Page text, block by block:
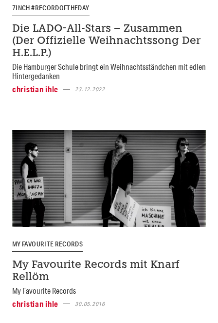
7INCH #RECORDOFTHEDAY
Die LADO-All-Stars – Zusammen
(Der Offizielle Weihnachtssong Der
H.E.L.P.)
Die Hamburger Schule bringt ein Weihnachtsständchen mit edlen
Hintergedanken
christian ihle
23.12.2022
MY FAVOURITE RECORDS
My Favourite Records mit Knarf
Rellöm
My Favourite Records
christian ihle
30.05.2016